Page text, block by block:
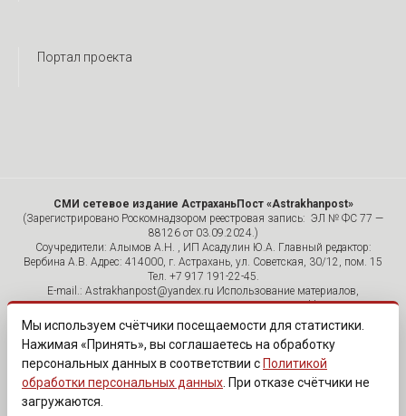
Портал проекта
СМИ сетевое издание АстраханьПост «Astrakhanpost»
(Зарегистрировано Роскомнадзором реестровая запись: ЭЛ № ФС 77 —
88126 от 03.09.2024.)
Соучредители: Алымов А.Н. , ИП Асадулин Ю.А. Главный редактор:
Вербина А.В. Адрес: 414000, г. Астрахань, ул. Советская, 30/12, пом. 15
Тел. +7 917 191-22-45.
E-mail.: Astrakhanpost@yandex.ru Использование материалов,
размещенных на страницах сетевого издания «Astrakhanpost»,
допускается исключительно с указанием источника и публикацией
активной гиперссылки на портал Astrakhanpost.ru. Комментарии
читателей сайта размещаются без предварительного редактирования.
Редакция оставляет за собой право удалить их с сайта или
отредактировать, если указанные сообщения нарушают законы РФ.
«САЙТ ПРЕДНАЗНАЧЕН ДЛЯ АУДИТОРИИ 18+»
Мы используем счётчики посещаемости для статистики.
Нажимая «Принять», вы соглашаетесь на обработку
персональных данных в соответствии с Политикой
обработки персональных данных . При отказе счётчики не
загружаются.